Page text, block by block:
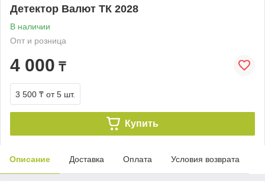
Детектор Валют ТК 2028
В наличии
Опт и розница
4 000 ₸
3 500 ₸ от 5 шт.
Купить
Описание Доставка Оплата Условия возврата